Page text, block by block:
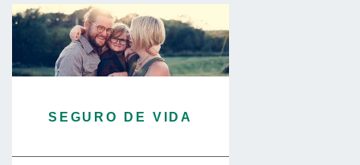
SEGURO DE VIDA